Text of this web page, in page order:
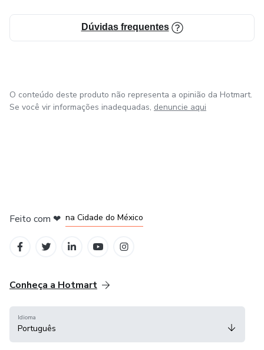
Dúvidas frequentes
O conteúdo deste produto não representa a opinião da Hotmart.
Se você vir informações inadequadas, denuncie aqui
Feito com ❤ na Cidade do México
Conheça a Hotmart
Idioma
Português